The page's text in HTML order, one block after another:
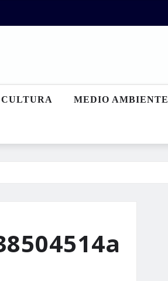
CULTURA MEDIO AMBIENTE